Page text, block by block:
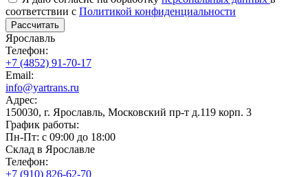
соответствии с Политикой конфиденциальности
Рассчитать
Ярославль
Телефон:
+7 (4852) 91-70-17
Email:
info@yartrans.ru
Адрес:
150030, г. Ярославль, Московский пр-т д.119 корп. 3
График работы:
Пн-Пт: с 09:00 до 18:00
Склад в Ярославле
Телефон:
+7 (910) 826-62-70